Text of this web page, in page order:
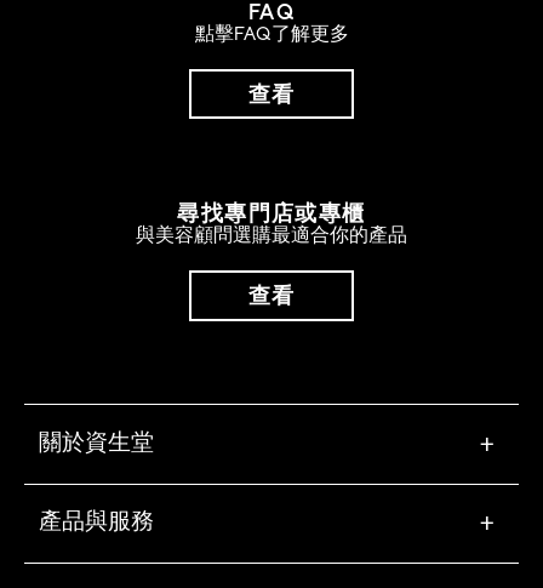
FAQ
點擊FAQ了解更多
查看
尋找專門店或專櫃
與美容顧問選購最適合你的產品
查看
關於資生堂 +
產品與服務 +